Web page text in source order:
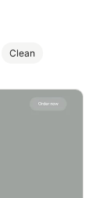
Clean